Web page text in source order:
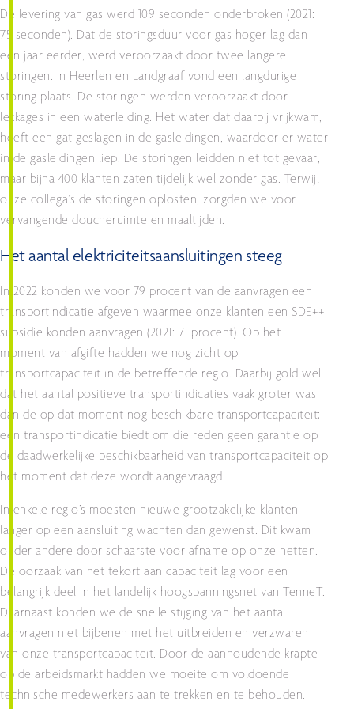
De levering van gas werd 109 seconden onderbroken (2021:
75 seconden). Dat de storingsduur voor gas hoger lag dan
een jaar eerder, werd veroorzaakt door twee langere
storingen. In Heerlen en Landgraaf vond een langdurige
storing plaats. De storingen werden veroorzaakt door
lekkages in een waterleiding. Het water dat daarbij vrijkwam,
heeft een gat geslagen in de gasleidingen, waardoor er water
in de gasleidingen liep. De storingen leidden niet tot gevaar,
maar bijna 400 klanten zaten tijdelijk wel zonder gas. Terwijl
onze collega’s de storingen oplosten, zorgden we voor
vervangende doucheruimte en maaltijden.
Het aantal elektriciteitsaansluitingen steeg
In 2022 konden we voor 79 procent van de aanvragen een
transportindicatie afgeven waarmee onze klanten een SDE++
subsidie konden aanvragen (2021: 71 procent). Op het
moment van afgifte hadden we nog zicht op
transportcapaciteit in de betreffende regio. Daarbij gold wel
dat het aantal positieve transportindicaties vaak groter was
dan de op dat moment nog beschikbare transportcapaciteit;
een transportindicatie biedt om die reden geen garantie op
de daadwerkelijke beschikbaarheid van transportcapaciteit op
het moment dat deze wordt aangevraagd.
In enkele regio’s moesten nieuwe grootzakelijke klanten
langer op een aansluiting wachten dan gewenst. Dit kwam
onder andere door schaarste voor afname op onze netten.
De oorzaak van het tekort aan capaciteit lag voor een
belangrijk deel in het landelijk hoogspanningsnet van TenneT.
Daarnaast konden we de snelle stijging van het aantal
aanvragen niet bijbenen met het uitbreiden en verzwaren
van onze transportcapaciteit. Door de aanhoudende krapte
op de arbeidsmarkt hadden we moeite om voldoende
technische medewerkers aan te trekken en te behouden.